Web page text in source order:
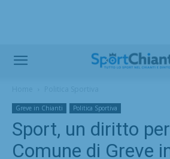
Greve in Chianti Politica Sportiva
Sport, un diritto
Comune di Greve